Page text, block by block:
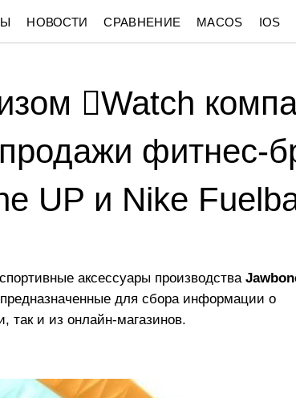
НОВОСТИ СРАВНЕНИЕ MACOS IOS
Watch
фитнес-
UP и Nike
аксессуары производства
для сбора информации о
так и из онлайн-магазинов.